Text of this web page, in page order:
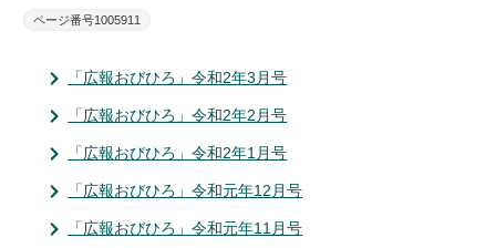
ページ番号1005911
「広報おびひろ」令和2年3月号
「広報おびひろ」令和2年2月号
「広報おびひろ」令和2年1月号
「広報おびひろ」令和元年12月号
「広報おびひろ」令和元年11月号